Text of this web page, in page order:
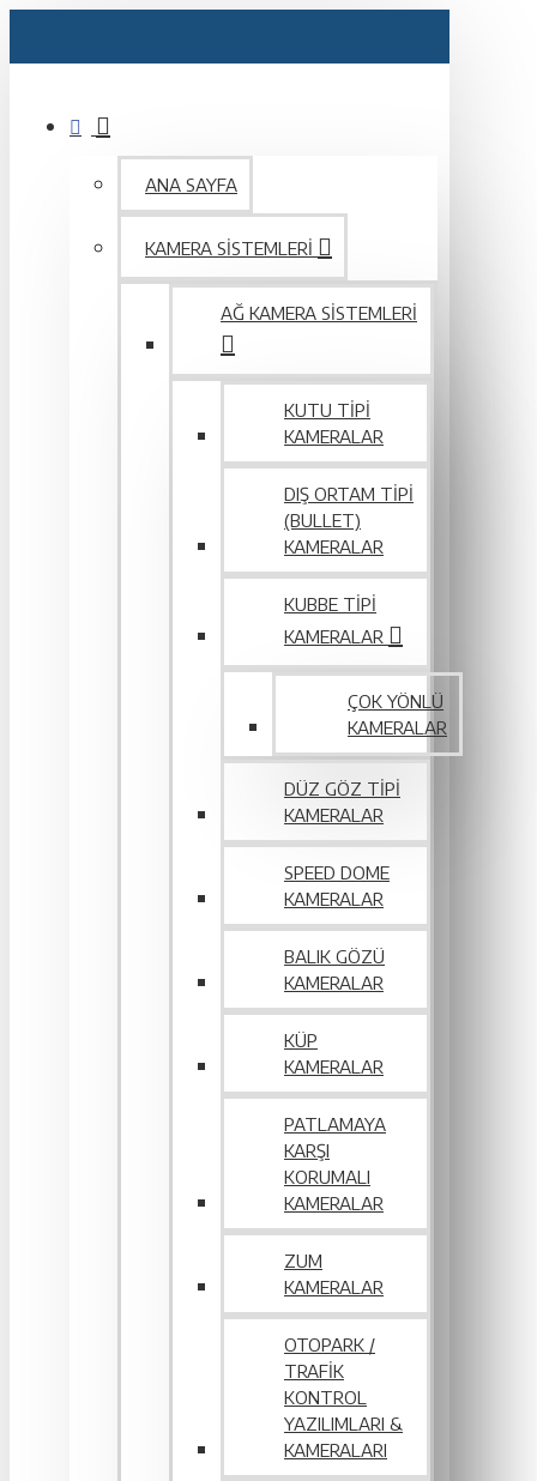
ANA SAYFA
KAMERA SISTEMLERI
AĞ KAMERA SISTEMLERI
KUTU TIPI
KAMERALAR
DIŞ ORTAM TIPI
(BULLET)
KAMERALAR
KUBBE TIPI
KAMERALAR
ÇOK YÖNLÜ
KAMERALAR
DÜZ GÖZ TIPI
KAMERALAR
SPEED DOME
KAMERALAR
BALIK GÖZÜ
KAMERALAR
KÜP
KAMERALAR
PATLAMAYA
KARŞI
KORUMALI
KAMERALAR
ZUM
KAMERALAR
OTOPARK /
TRAFIK
KONTROL
YAZILIMLARI &
KAMERALARI